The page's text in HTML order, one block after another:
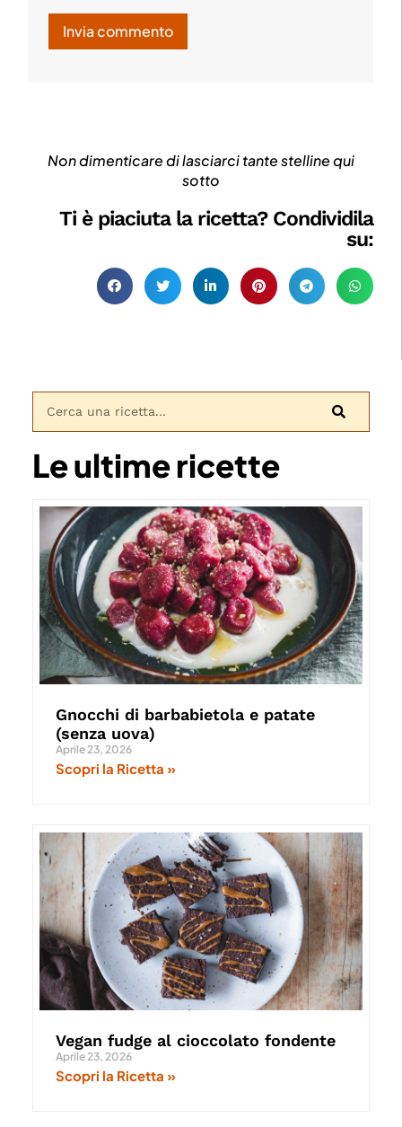
Non dimenticare di lasciarci tante stelline qui
sotto
Ti è piaciuta la ricetta? Condividila
su:
Le ultime ricette
Gnocchi di barbabietola e patate
(senza uova)
Aprile 23, 2026
Scopri la Ricetta »
Vegan fudge al cioccolato fondente
Aprile 23, 2026
Scopri la Ricetta »